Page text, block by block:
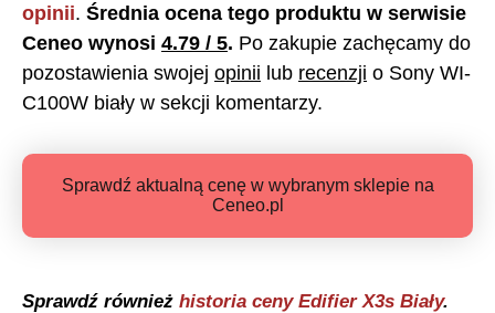
opinii. Średnia ocena tego produktu w serwisie
Ceneo wynosi 4.79 / 5. Po zakupie zachęcamy do
pozostawienia swojej opinii lub recenzji o Sony WI-
C100W biały w sekcji komentarzy.
Sprawdź aktualną cenę w wybranym sklepie na
Ceneo.pl
Sprawdź również historia ceny Edifier X3s Biały.